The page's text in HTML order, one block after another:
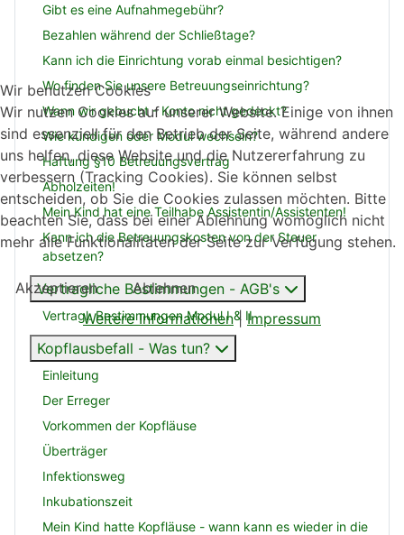
Gibt es eine Aufnahmegebühr?
Bezahlen während der Schließtage?
Kann ich die Einrichtung vorab einmal besichtigen?
Wo finden Sie unsere Betreuungseinrichtung?
Wann wir gebucht - Konto nicht gedeckt?
Wie kündigen oder Modul wechseln?
Haftung §10 Betreuungsvertrag
Abholzeiten!
Mein Kind hat eine Teilhabe Assistentin/Assistenten!
Kann ich die Betreuungskosten von der Steuer
absetzen?
Vertragliche Bestimmungen - AGB's
Vertragl. Bestimmungen Modul I & II
Kopflausbefall - Was tun?
Einleitung
Der Erreger
Vorkommen der Kopfläuse
Überträger
Infektionsweg
Inkubationszeit
Mein Kind hatte Kopfläuse - wann kann es wieder in die
Wir benutzen Cookies
Wir nutzen Cookies auf unserer Website. Einige von ihnen
sind essenziell für den Betrieb der Seite, während andere
uns helfen, diese Website und die Nutzererfahrung zu
verbessern (Tracking Cookies). Sie können selbst
entscheiden, ob Sie die Cookies zulassen möchten. Bitte
beachten Sie, dass bei einer Ablehnung womöglich nicht
mehr alle Funktionalitäten der Seite zur Verfügung stehen.
Akzeptieren
Ablehnen
Weitere Informationen|Impressum